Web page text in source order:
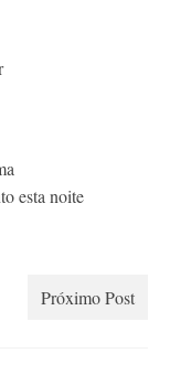
esta noite
Próximo Post